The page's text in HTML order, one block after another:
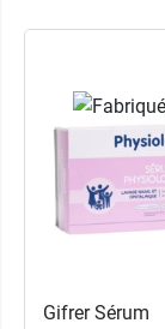
Gifrer Sérum